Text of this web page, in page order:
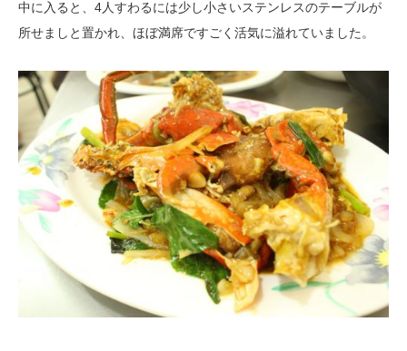
中に入ると、4人すわるには少し小さいステンレスのテーブルが
所せましと置かれ、 ほぼ満席ですごく活気に溢れていました。